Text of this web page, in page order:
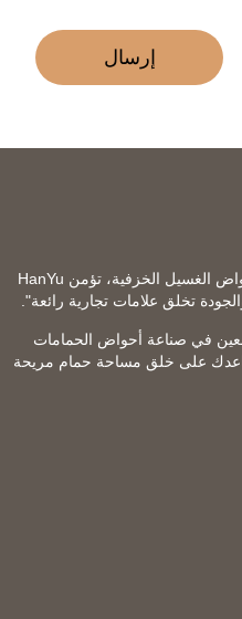
إرسال
كشركة مصنعة موثوق بها لأحواض الغسيل الخزفية، تؤمن HanYu
تخلق علامات تجارية رائعة".
في صناعة أحواض الحمامات
على خلق مساحة حمام مريحة